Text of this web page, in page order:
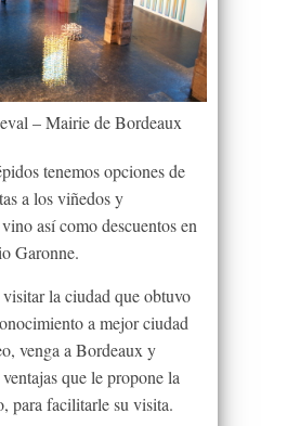
– Mairie de Bordeaux
tenemos opciones de
a los viñedos y
así como descuentos en
Garonne.
la ciudad que obtuvo
a mejor ciudad
venga a Bordeaux y
que le propone la
para facilitarle su visita.